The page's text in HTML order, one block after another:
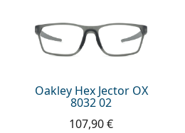
Oakley Hex Jector OX
8032 02
107,90 €